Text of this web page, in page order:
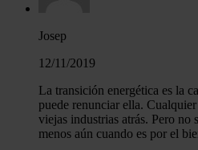
Josep
12/11/2019
La transición energética es la
puede renunciar ella.
viejas industrias atrás. Pero no
menos aún cuando es por el